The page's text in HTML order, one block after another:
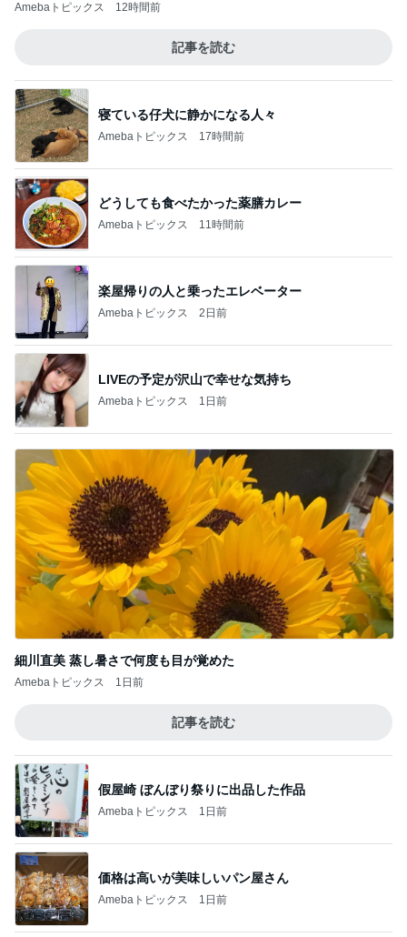
Amebaトピックス 12時間前
記事を読む
寝ている仔犬に静かになる人々
Amebaトピックス 17時間前
どうしても食べたかった薬膳カレー
Amebaトピックス 11時間前
楽屋帰りの人と乗ったエレベーター
Amebaトピックス 2日前
LIVEの予定が沢山で幸せな気持ち
Amebaトピックス 1日前
細川直美 蒸し暑さで何度も目が覚めた
Amebaトピックス 1日前
記事を読む
假屋崎 ぼんぼり祭りに出品した作品
Amebaトピックス 1日前
価格は高いが美味しいパン屋さん
Amebaトピックス 1日前